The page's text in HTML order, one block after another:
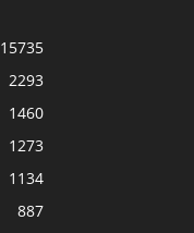
15735
2293
1460
1273
1134
887